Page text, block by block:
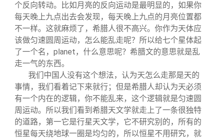
个反向转动。比如月亮的反向运动是最明显的，如果你
每天晚上九点出去会发现，每天晚上九点的月亮位置都
不一样。这就麻烦了，希腊人很不高兴。你作为天体应
该做匀速圆周运动，怎么能乱走呢？所以给七个星体起
了一个名，planet，什么意思呢？希腊文的意思就是乱
走一气的东西。
我们中国人没有这个想法，认为天怎么走那是天的
事情，我们看着记下来就行；但是希腊人却认为天必须
有一个内在的逻辑，你不能乱来，这个逻辑就是匀速圆
周运动。所以我们看到希腊天文学就走上了一条很独特
的道路，第一它是行星天文学，它不研究别的，所有的
恒星每天绕地球一圈是均匀的，所以恒星不用研究，就